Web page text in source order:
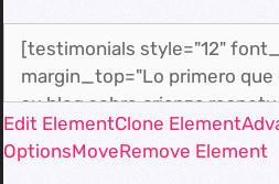
Edit ElementClone Element
OptionsMoveRemove Element